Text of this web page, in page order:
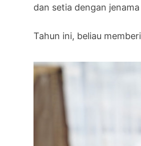
dan setia dengan
Tahun ini, beliau